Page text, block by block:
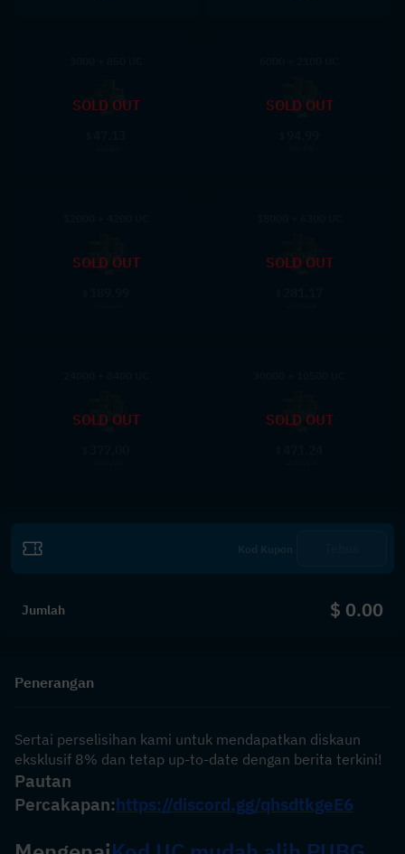
SOLD OUT SOLD OUT
SOLD OUT SOLD OUT
SOLD OUT SOLD OUT
Jumlah $ 0.00
Penerangan
Sertai perselisihan kami untuk mendapatkan diskaun
eksklusif 8% dan tetap up-to-date dengan berita terkini!
Pautan
Percakapan:https://discord.gg/qhsdtkgeE6